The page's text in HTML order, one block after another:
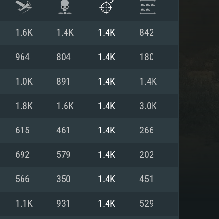
1.6K 1.4K 1.4K 842
964 804 1.4K 180
1.0K 891 1.4K 1.4K
1.8K 1.6K 1.4K 3.0K
615 461 1.4K 266
692 579 1.4K 202
566 350 1.4K 451
1.1K 931 1.4K 529